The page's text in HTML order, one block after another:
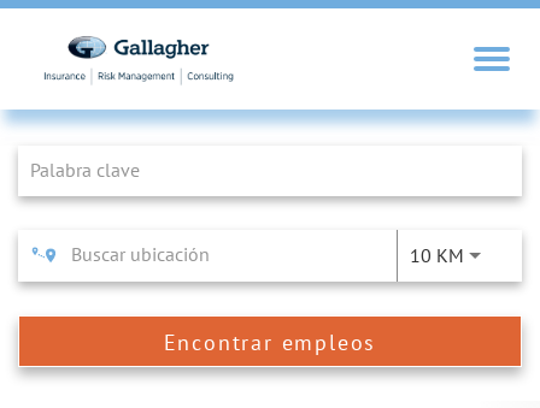
Job Search Page
10 KM
Encontrar empleos